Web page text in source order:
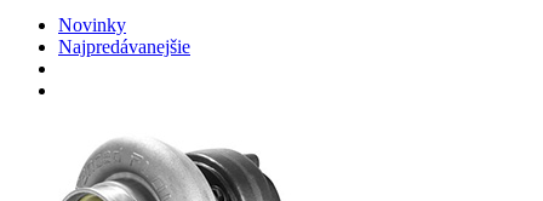
Novinky
Najpredávanejšie